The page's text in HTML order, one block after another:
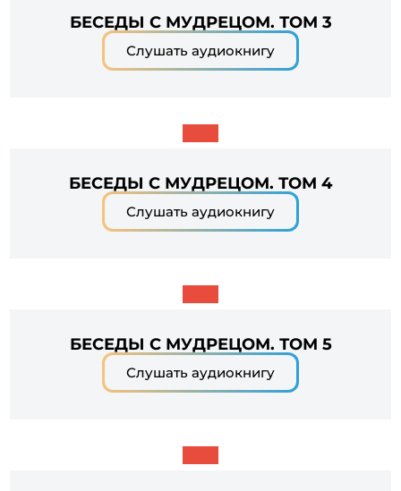
БЕСЕДЫ С МУДРЕЦОМ. ТОМ 3
Слушать аудиокнигу
БЕСЕДЫ С МУДРЕЦОМ. ТОМ 4
Слушать аудиокнигу
БЕСЕДЫ С МУДРЕЦОМ. ТОМ 5
Слушать аудиокнигу